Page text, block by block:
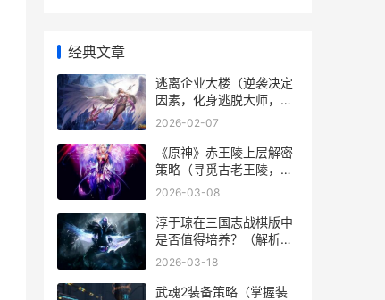
经典文章
逃离企业大楼（逆袭决定
因素，化身逃脱大师，如
何成功破解每一层？） 逃
2026-02-07
《原神》赤王陵上层解密
策略（寻觅古老王陵，揭
开封印的秘密） 原神赤魔
2026-03-08
淳于琼在三国志战棋版中
是否值得培养？（解析淳
于琼的优势和劣势，判断
于琼用什么武器
2026-03-18
武魂2装备策略（掌握装